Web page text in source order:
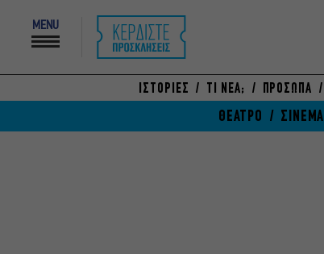
MENU
ΙΣΤΟΡΙΕΣ ΤΙ ΝΕΑ; ΠΡΟΣΩΠΑ
ΘΕΑΤΡΟ ΣΙΝΕΜΑ